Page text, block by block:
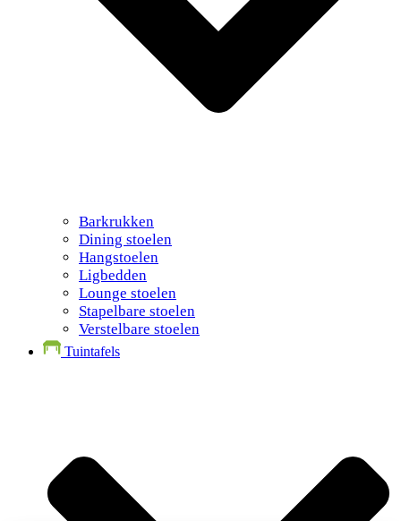
Barkrukken
Dining stoelen
Hangstoelen
Ligbedden
Lounge stoelen
Stapelbare stoelen
Verstelbare stoelen
Tuintafels